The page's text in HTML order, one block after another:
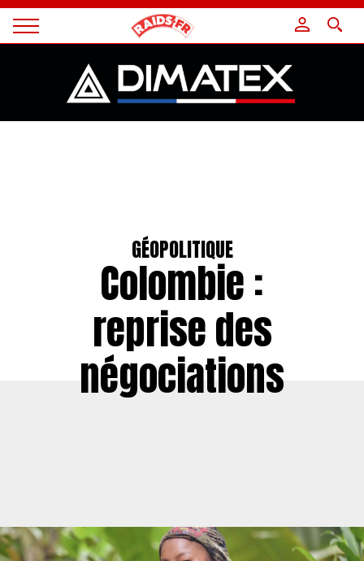
Magazine
GÉOPOLITIQUE
Colombie :
reprise des
négociations
Panneau de gestion des cookies